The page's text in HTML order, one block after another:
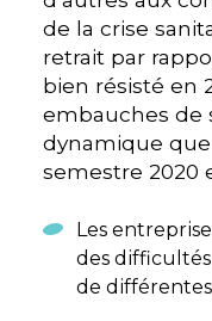
de la crise
retrait par
bien résisté en
embauches de
dynamique que
semestre 2020
Les
des
de